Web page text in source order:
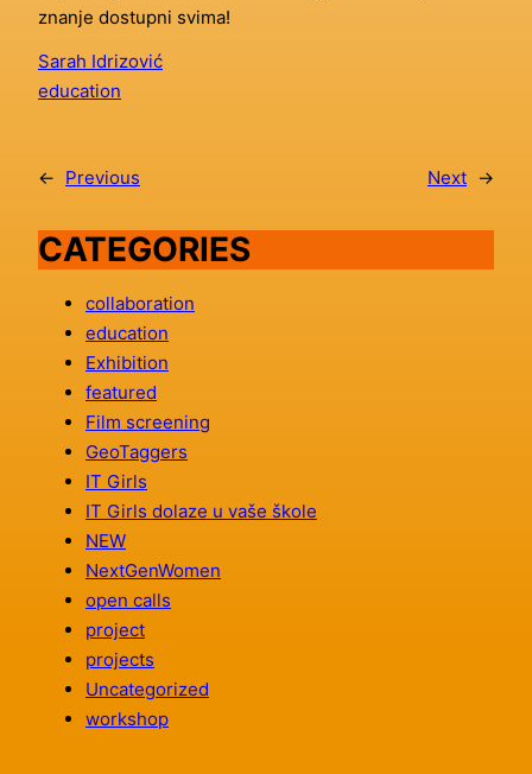
znanje dostupni svima!
Sarah Idrizović
education
← Previous Next →
CATEGORIES
collaboration
education
Exhibition
featured
Film screening
GeoTaggers
IT Girls
IT Girls dolaze u vaše škole
NEW
NextGenWomen
open calls
project
projects
Uncategorized
workshop